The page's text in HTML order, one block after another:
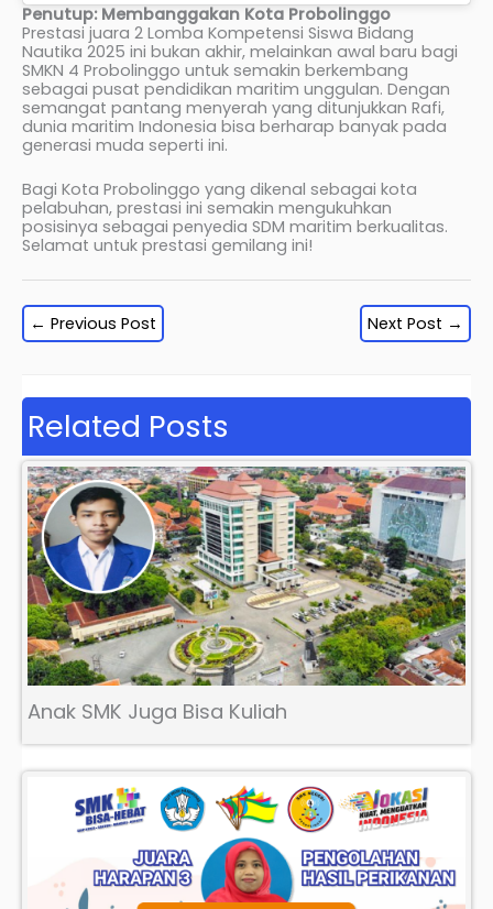
Penutup: Membanggakan Kota Probolinggo
Prestasi juara 2 Lomba Kompetensi Siswa Bidang
Nautika 2025 ini bukan akhir, melainkan awal baru bagi
SMKN 4 Probolinggo untuk semakin berkembang
sebagai pusat pendidikan maritim unggulan. Dengan
semangat pantang menyerah yang ditunjukkan Rafi,
dunia maritim Indonesia bisa berharap banyak pada
generasi muda seperti ini.
Bagi Kota Probolinggo yang dikenal sebagai kota
pelabuhan, prestasi ini semakin mengukuhkan
posisinya sebagai penyedia SDM maritim berkualitas.
Selamat untuk prestasi gemilang ini!
← Previous Post Next Post →
Related Posts
Anak SMK Juga Bisa Kuliah